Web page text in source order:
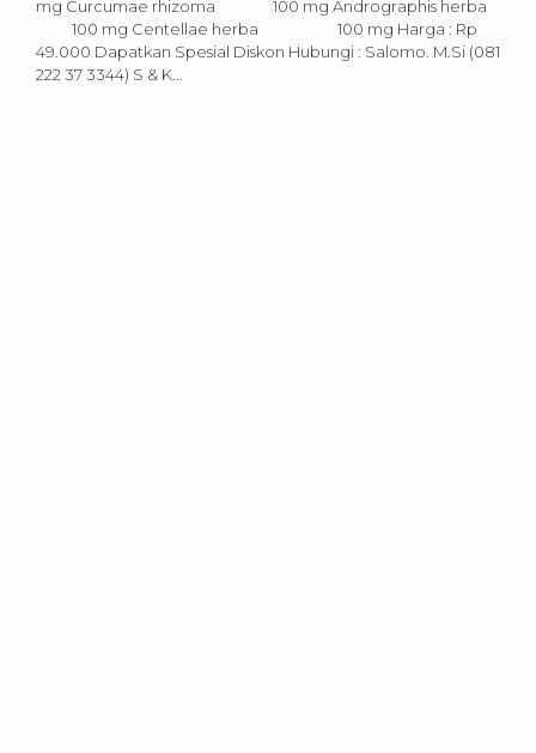
mg Curcumae rhizoma 100 mg Andrographis herba
100 mg Centellae herba 100 mg Harga : Rp
49.000 Dapatkan Spesial Diskon Hubungi : Salomo. M.Si (081
222 37 3344) S & K...